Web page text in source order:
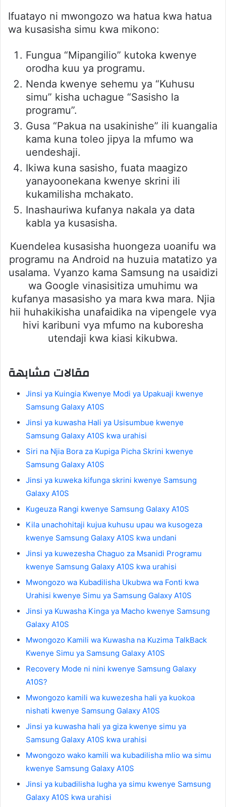
Ifuatayo ni mwongozo wa hatua kwa hatua
wa kusasisha simu kwa mikono:
Fungua “Mipangilio” kutoka kwenye
orodha kuu ya programu.
Nenda kwenye sehemu ya “Kuhusu
simu” kisha uchague “Sasisho la
programu”.
Gusa “Pakua na usakinishe” ili kuangalia
kama kuna toleo jipya la mfumo wa
uendeshaji.
Ikiwa kuna sasisho, fuata maagizo
yanayoonekana kwenye skrini ili
kukamilisha mchakato.
Inashauriwa kufanya nakala ya data
kabla ya kusasisha.
Kuendelea kusasisha huongeza uoanifu wa
programu na Android na huzuia matatizo ya
usalama. Vyanzo kama Samsung na usaidizi
wa Google vinasisitiza umuhimu wa
kufanya masasisho ya mara kwa mara. Njia
hii huhakikisha unafaidika na vipengele vya
hivi karibuni vya mfumo na kuboresha
utendaji kwa kiasi kikubwa.
مقالات مشابهة
Jinsi ya Kuingia Kwenye Modi ya Upakuaji kwenye
Samsung Galaxy A10S
Jinsi ya kuwasha Hali ya Usisumbue kwenye
Samsung Galaxy A10S kwa urahisi
Siri na Njia Bora za Kupiga Picha Skrini kwenye
Samsung Galaxy A10S
Jinsi ya kuweka kifunga skrini kwenye Samsung
Galaxy A10S
Kugeuza Rangi kwenye Samsung Galaxy A10S
Kila unachohitaji kujua kuhusu upau wa kusogeza
kwenye Samsung Galaxy A10S kwa undani
Jinsi ya kuwezesha Chaguo za Msanidi Programu
kwenye Samsung Galaxy A10S kwa urahisi
Mwongozo wa Kubadilisha Ukubwa wa Fonti kwa
Urahisi kwenye Simu ya Samsung Galaxy A10S
Jinsi ya Kuwasha Kinga ya Macho kwenye Samsung
Galaxy A10S
Mwongozo Kamili wa Kuwasha na Kuzima TalkBack
Kwenye Simu ya Samsung Galaxy A10S
Recovery Mode ni nini kwenye Samsung Galaxy
A10S?
Mwongozo kamili wa kuwezesha hali ya kuokoa
nishati kwenye Samsung Galaxy A10S
Jinsi ya kuwasha hali ya giza kwenye simu ya
Samsung Galaxy A10S kwa urahisi
Mwongozo wako kamili wa kubadilisha mlio wa simu
kwenye Samsung Galaxy A10S
Jinsi ya kubadilisha lugha ya simu kwenye Samsung
Galaxy A10S kwa urahisi